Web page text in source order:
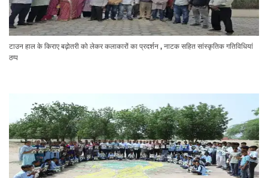
टाउन हाल के किराए बढ़ोतरी को लेकर कलाकारों का प्रदर्शन , नाटक सहित सांस्कृतिक गतिविधियां
ठप्प